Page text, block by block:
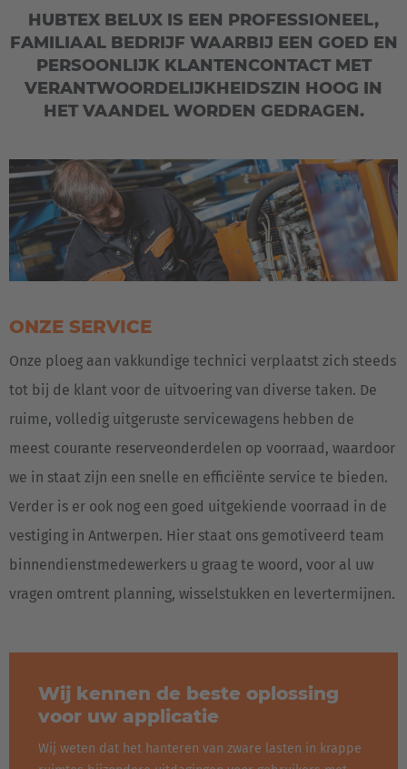
Español
France
Français
English
Italia
Italiano
Luxembourg
Nederlands
Österreich
Deutsch
Türkiye
Türkçe
HUBTEX BELUX IS EEN PROFESSIONEEL,
FAMILIAAL BEDRIJF WAARBIJ EEN GOED EN
PERSOONLIJK KLANTENCONTACT MET
VERANTWOORDELIJKHEIDSZIN HOOG IN
HET VAANDEL WORDEN GEDRAGEN.
ONZE SERVICE
Onze ploeg aan vakkundige technici verplaatst zich steeds
tot bij de klant voor de uitvoering van diverse taken. De
ruime, volledig uitgeruste servicewagens hebben de
meest courante reserveonderdelen op voorraad, waardoor
we in staat zijn een snelle en efficiënte service te bieden.
Verder is er ook nog een goed uitgekiende voorraad in de
vestiging in Antwerpen. Hier staat ons gemotiveerd team
binnendienstmedewerkers u graag te woord, voor al uw
vragen omtrent planning, wisselstukken en levertermijnen.
Wij kennen de beste oplossing
voor uw applicatie
Wij weten dat het hanteren van zware lasten in krappe